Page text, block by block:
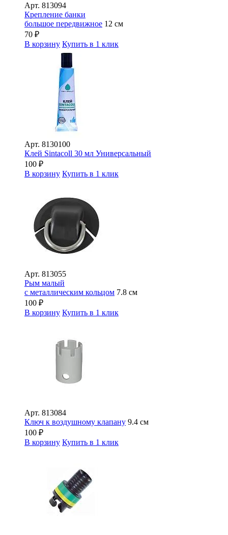
Арт. 813094
Крепление банки
большое передвижное 12 см
70 ₽
В корзину Купить в 1 клик
Арт. 8130100
Клей Sintacoll 30 мл Универсальный
100 ₽
В корзину Купить в 1 клик
Арт. 813055
Рым малый
с металлическим кольцом 7.8 см
100 ₽
В корзину Купить в 1 клик
Арт. 813084
Ключ к воздушному клапану 9.4 см
100 ₽
В корзину Купить в 1 клик